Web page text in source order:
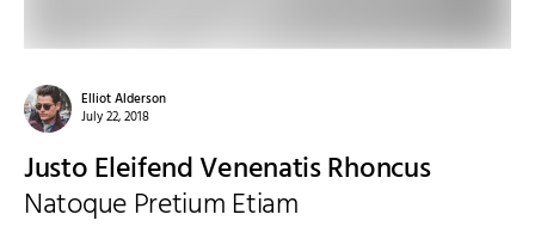
Elliot Alderson
July 22, 2018
Justo Eleifend Venenatis Rhoncus
Natoque Pretium Etiam